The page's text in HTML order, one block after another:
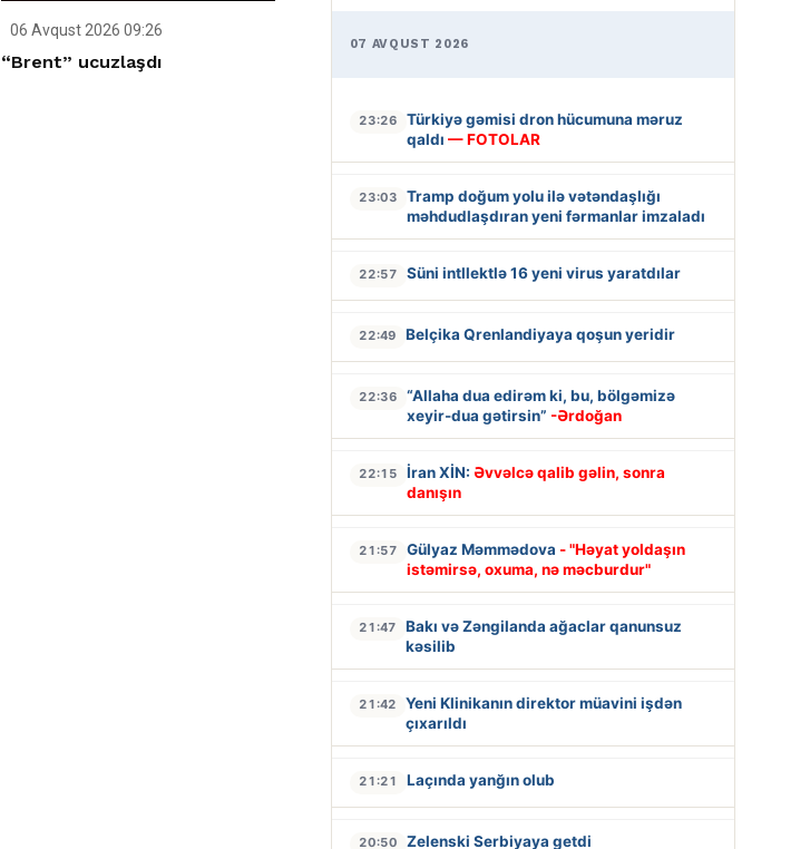
06 Avqust 2026 09:26
“Brent” ucuzlaşdı
07 AVQUST 2026
23:26
Türkiyə gəmisi dron hücumuna məruz
qaldı — FOTOLAR
23:03
Tramp doğum yolu ilə vətəndaşlığı
məhdudlaşdıran yeni fərmanlar imzaladı
22:57 Süni intllektlə 16 yeni virus yaratdılar
22:49 Belçika Qrenlandiyaya qoşun yeridir
22:36
“Allaha dua edirəm ki, bu, bölgəmizə
xeyir-dua gətirsin” -Ərdoğan
22:15 İran XİN: Əvvəlcə qalib gəlin, sonra
danışın
21:57 Gülyaz Məmmədova - "Həyat yoldaşın
istəmirsə, oxuma, nə məcburdur"
21:47
Bakı və Zəngilanda ağaclar qanunsuz
kəsilib
21:42
Yeni Klinikanın direktor müavini işdən
çıxarıldı
21:21 Laçında yanğın olub
20:50 Zelenski Serbiyaya getdi